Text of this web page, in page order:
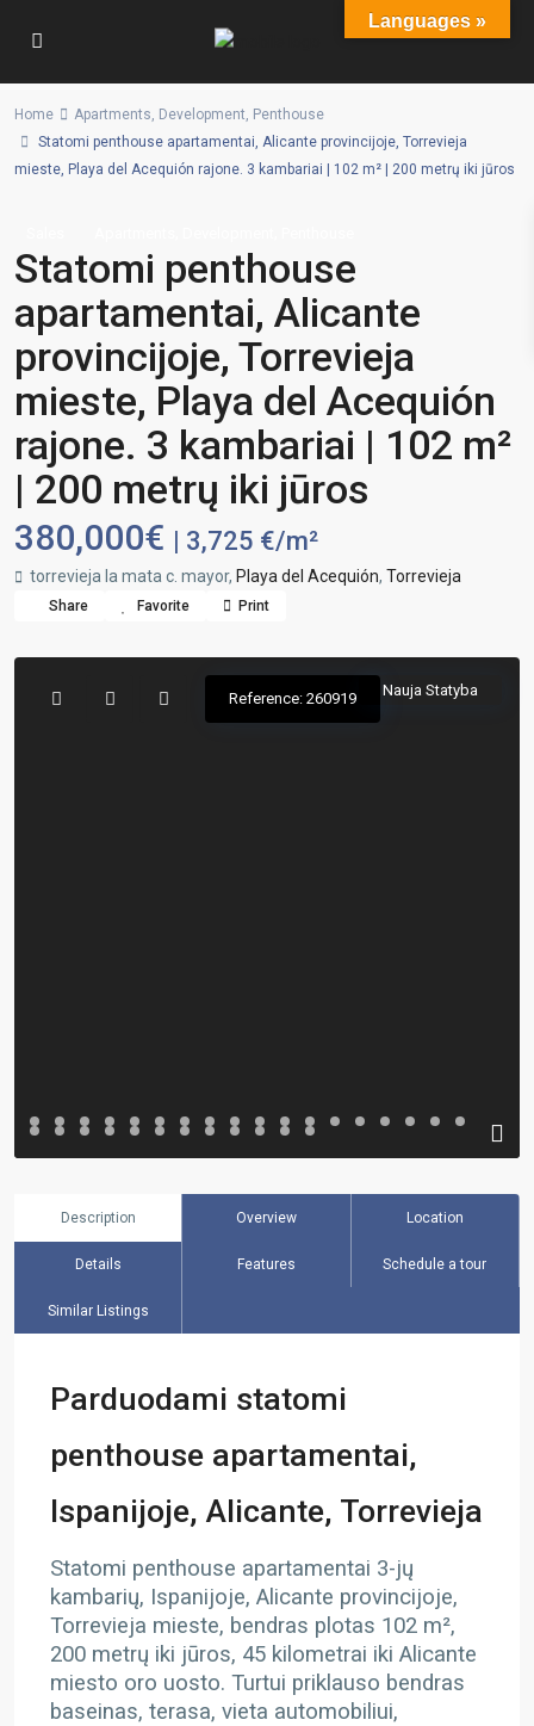
Home Apartments, Development, Penthouse
Statomi penthouse apartamentai, Alicante provincijoje, Torrevieja
mieste, Playa del Acequión rajone. 3 kambariai | 102 m² | 200 metrų iki jūros
Statomi penthouse
apartamentai, Alicante
provincijoje, Torrevieja
mieste, Playa del Acequión
rajone. 3 kambariai | 102 m²
| 200 metrų iki jūros
380,000€ | 3,725 €/m²
torrevieja la mata c. mayor, Playa del Acequión, Torrevieja
Share Favorite Print
Nauja Statyba
Reference: 260919
Description Overview Location
Details Features Schedule a tour
Similar Listings
Parduodami statomi
penthouse apartamentai,
Ispanijoje, Alicante, Torrevieja
Statomi penthouse apartamentai 3-jų
kambarių, Ispanijoje, Alicante provincijoje,
Torrevieja mieste, bendras plotas 102 m²,
200 metrų iki jūros, 45 kilometrai iki Alicante
miesto oro uosto. Turtui priklauso bendras
baseinas, terasa, vieta automobiliui,
Languages »